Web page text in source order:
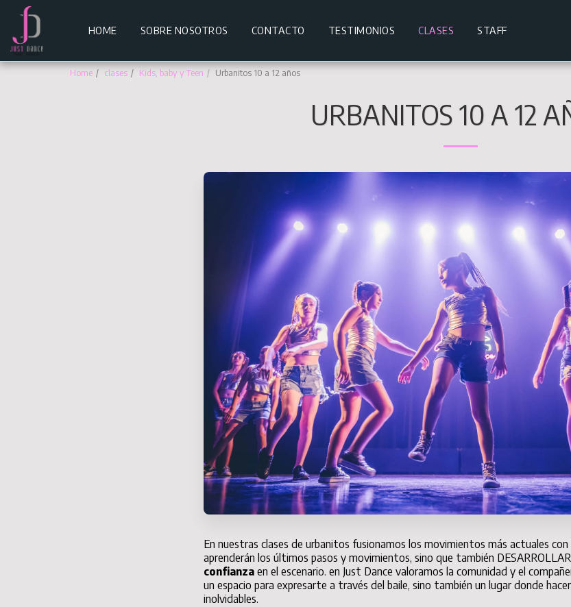
HOME SOBRE NOSOTROS CONTACTO TESTIMONIOS CLASES STAFF
Home clases Kids, baby y Teen Urbanitos 10 a 12 años
URBANITOS 10 A 12
En nuestras clases de urbanitos fusionamos los movimientos más actuales con
aprenderán los últimos pasos y movimientos, sino que también
confianzaen el escenario. en Just Dance valoramos la comunidad y el
un espacio para expresarte a través del baile, sino también un lugar donde
inolvidables.